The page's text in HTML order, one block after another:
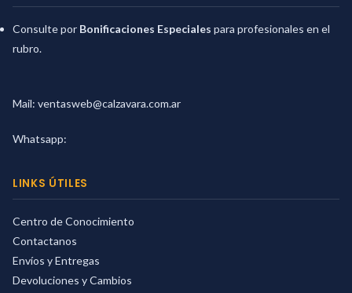
Consulte por Bonificaciones Especiales para profesionales en el
rubro.
Mail: ventasweb@calzavara.com.ar
Whatsapp:
LINKS ÚTILES
Centro de Conocimiento
Contactanos
Envíos y Entregas
Devoluciones y Cambios